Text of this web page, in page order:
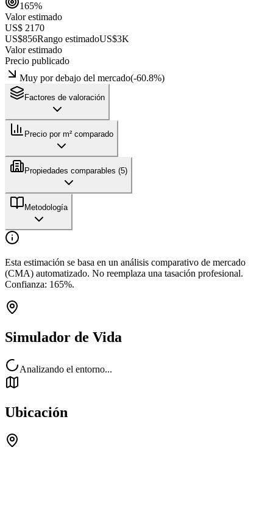
165%
Valor estimado
US$ 2170
US$856Rango estimadoUS$3K
Valor estimado
Precio publicado
Muy por debajo del mercado(-60.8%)
Factores de valoración
Precio por m² comparado
Propiedades comparables (5)
Metodología
Esta estimación se basa en un análisis comparativo de mercado
(CMA) automatizado. No reemplaza una tasación profesional.
Confianza: 165%.
Simulador de Vida
Analizando el entorno...
Ubicación